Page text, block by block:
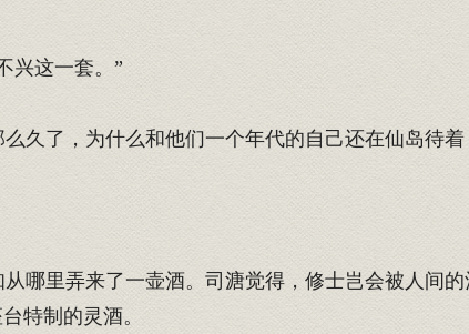
兴这一套。”
久了，为什么和他们一个年代的自己还在仙岛待
哪里弄来了一壶酒。司溏觉得，修士岂会被人间
特制的灵酒。